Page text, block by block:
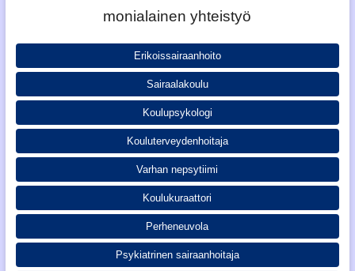
monialainen yhteistyö
Erikoissairaanhoito
Sairaalakoulu
Koulupsykologi
Kouluterveydenhoitaja
Varhan nepsytiimi
Koulukuraattori
Perheneuvola
Psykiatrinen sairaanhoitaja